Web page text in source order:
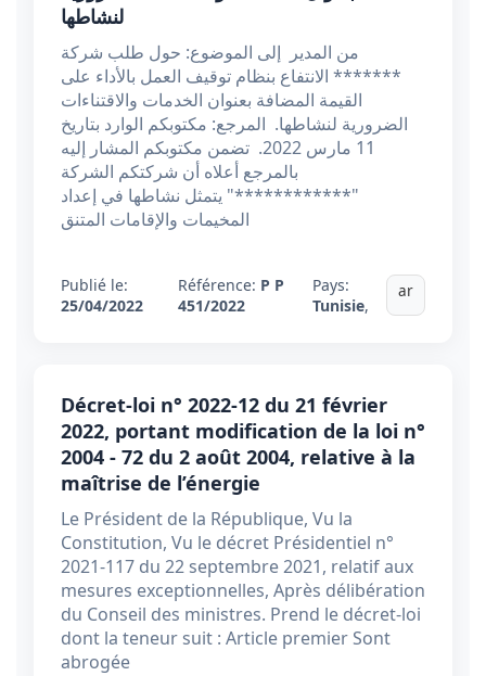
لنشاطها
من المدير إلى الموضوع: حول طلب شركة
******* الانتفاع بنظام توقيف العمل بالأداء على
القيمة المضافة بعنوان الخدمات والاقتناءات
الضرورية لنشاطها. المرجع: مكتوبكم الوارد بتاريخ
11 مارس 2022. تضمن مكتوبكم المشار إليه
بالمرجع أعلاه أن شركتكم الشركة
"************" يتمثل نشاطها في إعداد
المخيمات والإقامات المتنق
Publié le:
25/04/2022
Référence: P P
451/2022
Pays:
Tunisie,
ar
Décret-loi n° 2022-12 du 21 février
2022, portant modification de la loi n°
2004 - 72 du 2 août 2004, relative à la
maîtrise de l’énergie
Le Président de la République, Vu la
Constitution, Vu le décret Présidentiel n°
2021-117 du 22 septembre 2021, relatif aux
mesures exceptionnelles, Après délibération
du Conseil des ministres. Prend le décret-loi
dont la teneur suit : Article premier Sont
abrogée